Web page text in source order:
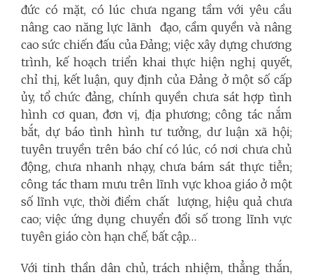
đức có mặt, có lúc chưa ngang tầm với yêu cầu
nâng cao năng lực lãnh đạo, cầm quyền và nâng
cao sức chiến đấu của Đảng; việc xây dựng chương
trình, kế hoạch triển khai thực hiện nghị quyết,
chỉ thị, kết luận, quy định của Đảng ở một số cấp
ủy, tổ chức đảng, chính quyền chưa sát hợp tình
hình cơ quan, đơn vị, địa phương; công tác nắm
bắt, dự báo tình hình tư tưởng, dư luận xã hội;
tuyên truyền trên báo chí có lúc, có nơi chưa chủ
động, chưa nhanh nhạy, chưa bám sát thực tiễn;
công tác tham mưu trên lĩnh vực khoa giáo ở một
số lĩnh vực, thời điểm chất lượng, hiệu quả chưa
cao; việc ứng dụng chuyển đổi số trong lĩnh vực
tuyên giáo còn hạn chế, bất cập…
Với tinh thần dân chủ, trách nhiệm, thẳng thắn,